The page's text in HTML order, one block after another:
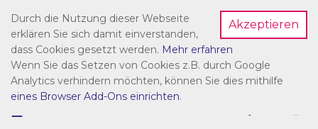
Dein Account
☰
Akzeptieren
Durch die Nutzung dieser Webseite
erklären Sie sich damit einverstanden,
dass Cookies gesetzt werden. Mehr erfahren
Wenn Sie das Setzen von Cookies z.B. durch Google
Analytics verhindern möchten, können Sie dies mithilfe
eines Browser Add-Ons einrichten.